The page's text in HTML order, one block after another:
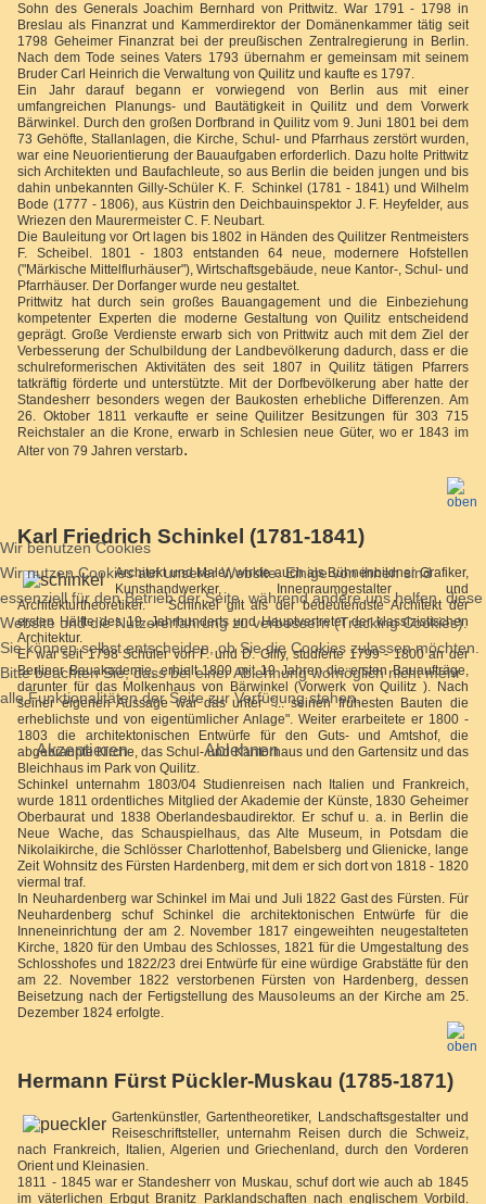
Sohn des Generals Joachim Bernhard von Prittwitz. War 1791 - 1798 in
Breslau als Finanzrat und Kammerdirektor der Domänenkammer tätig seit
1798 Geheimer Finanzrat bei der preußischen Zentralregierung in Berlin.
Nach dem Tode seines Vaters 1793 übernahm er gemeinsam mit seinem
Bruder Carl Heinrich die Verwaltung von Quilitz und kaufte es 1797.
Ein Jahr darauf begann er vorwiegend von Berlin aus mit einer
umfangreichen Planungs- und Bautätigkeit in Quilitz und dem Vorwerk
Bärwinkel. Durch den großen Dorfbrand in Quilitz vom 9. Juni 1801 bei dem
73 Gehöfte, Stallanlagen, die Kirche, Schul- und Pfarrhaus zerstört wurden,
war eine Neuorientierung der Bauaufgaben erforderlich. Dazu holte Prittwitz
sich Architekten und Baufachleute, so aus Berlin die beiden jungen und bis
dahin unbekannten Gilly-Schüler K. F. Schinkel (1781 - 1841) und Wilhelm
Bode (1777 - 1806), aus Küstrin den Deichbauinspektor J. F. Heyfelder, aus
Wriezen den Maurermeister C. F. Neubart.
Die Bauleitung vor Ort lagen bis 1802 in Händen des Quilitzer Rentmeisters
F. Scheibel. 1801 - 1803 entstanden 64 neue, modernere Hofstellen
("Märkische Mittelflurhäuser"), Wirtschaftsgebäude, neue Kantor-, Schul- und
Pfarrhäuser. Der Dorfanger wurde neu gestaltet.
Prittwitz hat durch sein großes Bauangagement und die Einbeziehung
kompetenter Experten die moderne Gestaltung von Quilitz entscheidend
geprägt. Große Verdienste erwarb sich von Prittwitz auch mit dem Ziel der
Verbesserung der Schulbildung der Landbevölkerung dadurch, dass er die
schulreformerischen Aktivitäten des seit 1807 in Quilitz tätigen Pfarrers
tatkräftig förderte und unterstützte. Mit der Dorfbevölkerung aber hatte der
Standesherr besonders wegen der Baukosten erhebliche Differenzen. Am
26. Oktober 1811 verkaufte er seine Quilitzer Besitzungen für 303 715
Reichstaler an die Krone, erwarb in Schlesien neue Güter, wo er 1843 im
Alter von 79 Jahren verstarb.
Karl Friedrich Schinkel (1781-1841)
Architekt und Maler, wirkte auch als Bühnenbildner Grafiker,
Kunsthandwerker, Innenraumgestalter und
Architekturtheoretiker. Schinkel gilt als der bedeutendste Architekt der
ersten Hälfte des 19. Jahrhunderts und Hauptvertreter der klassizistischen
Architektur.
Er war seit 1798 Schüler von F. und D. Gilly, studierte 1799 - 1800 an der
Berliner Bauakademie, erhielt 1800 mit 19 Jahren die ersten Bauaufträge,
darunter für das Molkenhaus von Bärwinkel (Vorwerk von Quilitz ). Nach
seiner eigenen Aussage war das unter "... seinen frühesten Bauten die
erheblichste und von eigentümlicher Anlage". Weiter erarbeitete er 1800 -
1803 die architektonischen Entwürfe für den Guts- und Amtshof, die
abgebrannte Kirche, das Schul- und Kantorhaus und den Gartensitz und das
Bleichhaus im Park von Quilitz.
Schinkel unternahm 1803/04 Studienreisen nach Italien und Frankreich,
wurde 1811 ordentliches Mitglied der Akademie der Künste, 1830 Geheimer
Oberbaurat und 1838 Oberlandesbaudirektor. Er schuf u. a. in Berlin die
Neue Wache, das Schauspielhaus, das Alte Museum, in Potsdam die
Nikolaikirche, die Schlösser Charlottenhof, Babelsberg und Glienicke, lange
Zeit Wohnsitz des Fürsten Hardenberg, mit dem er sich dort von 1818 - 1820
viermal traf.
In Neuhardenberg war Schinkel im Mai und Juli 1822 Gast des Fürsten. Für
Neuhardenberg schuf Schinkel die architektonischen Entwürfe für die
Inneneinrichtung der am 2. November 1817 eingeweihten neugestalteten
Kirche, 1820 für den Umbau des Schlosses, 1821 für die Umgestaltung des
Schlosshofes und 1822/23 drei Entwürfe für eine würdige Grabstätte für den
am 22. November 1822 verstorbenen Fürsten von Hardenberg, dessen
Beisetzung nach der Fertigstellung des Mausoleums an der Kirche am 25.
Dezember 1824 erfolgte.
Hermann Fürst Pückler-Muskau (1785-1871)
Gartenkünstler, Gartentheoretiker, Landschaftsgestalter und
Reiseschriftsteller, unternahm Reisen durch die Schweiz,
nach Frankreich, Italien, Algerien und Griechenland, durch den Vorderen
Orient und Kleinasien.
1811 - 1845 war er Standesherr von Muskau, schuf dort wie auch ab 1845
im väterlichen Erbgut Branitz Parklandschaften nach englischem Vorbild.
Wir benutzen Cookies
Wir nutzen Cookies auf unserer Website. Einige von ihnen sind
essenziell für den Betrieb der Seite, während andere uns helfen, diese
Website und die Nutzererfahrung zu verbessern (Tracking Cookies).
Sie können selbst entscheiden, ob Sie die Cookies zulassen möchten.
Bitte beachten Sie, dass bei einer Ablehnung womöglich nicht mehr
alle Funktionalitäten der Seite zur Verfügung stehen.
Akzeptieren Ablehnen